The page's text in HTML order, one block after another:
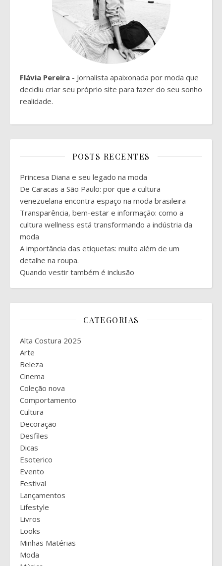
Flávia Pereira - Jornalista apaixonada por moda que
decidiu criar seu próprio site para fazer do seu sonho
realidade.
POSTS RECENTES
Princesa Diana e seu legado na moda
De Caracas a São Paulo: por que a cultura
venezuelana encontra espaço na moda brasileira
Transparência, bem-estar e informação: como a
cultura wellness está transformando a indústria da
moda
A importância das etiquetas: muito além de um
detalhe na roupa.
Quando vestir também é inclusão
CATEGORIAS
Alta Costura 2025
Arte
Beleza
Cinema
Coleção nova
Comportamento
Cultura
Decoração
Desfiles
Dicas
Esoterico
Evento
Festival
Lançamentos
Lifestyle
Livros
Looks
Minhas Matérias
Moda